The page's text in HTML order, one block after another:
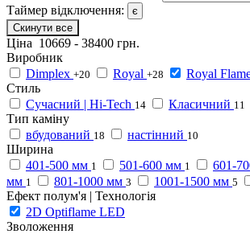
Таймер відключення:
є
Скинути все
Ціна 10669 - 38400 грн.
Виробник
Dimplex +20 Royal +28
Royal
Стиль
Сучасний | Hi-Tech 14 Класичний 11
Тип каміну
вбудований 18 настінний 10
Ширина
401-500 мм 1 501-600 мм 1 601-
мм 1 801-1000 мм 3 1001-1500 мм 5
Ефект полум'я | Технологія
2D Optiflame LED
Зволоження